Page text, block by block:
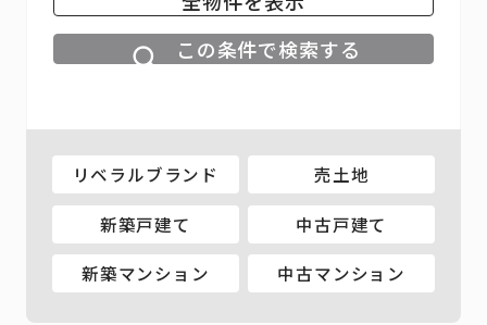
この条件で検索する
リベラルブランド 売土地
新築戸建て 中古戸建て
新築マンション 中古マンション